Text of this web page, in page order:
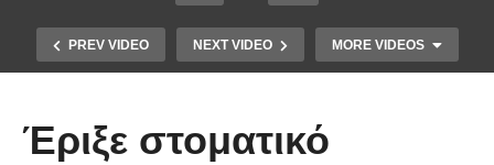
PREV VIDEO NEXT VIDEO MORE VIDEOS
Έριξε στοματικό